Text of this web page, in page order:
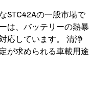
STC42Aの一般市場で
は、バッテリーの熱暴
応しています。 清浄
が求められる車載用途